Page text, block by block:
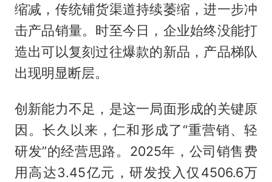
缩减，传统铺货渠道持续萎缩，进一步冲
击产品销量。时至今日，企业始终没能打
造出可以复刻过往爆款的新品，产品梯队
出现明显断层。
创新能力不足，是这一局面形成的关键原
因。长久以来，仁和形成了“重营销、轻
研发”的经营思路。2025年，公司销售费
用高达3.45亿元，研发投入仅4506.6万